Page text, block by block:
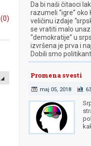
EMPTY
Da bi naši čitaoci
razumeli “igre” oko
veličinu izdaje
se vratiti malo
“demokratije” u
izvršena je prva i
Dobili smo
Promena svesti
maj 05, 2018